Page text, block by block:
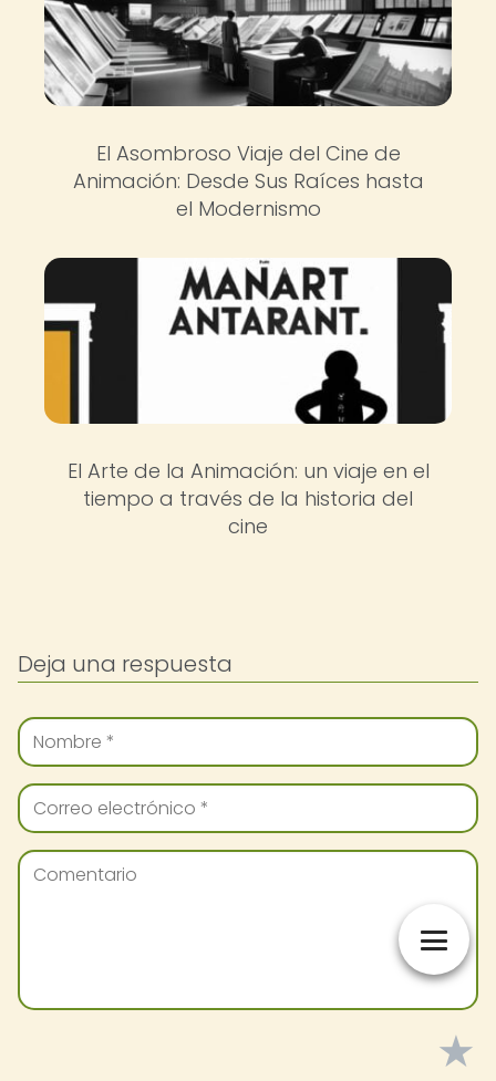
El Asombroso Viaje del Cine de
Animación: Desde Sus Raíces hasta
el Modernismo
El Arte de la Animación: un viaje en el
tiempo a través de la historia del
cine
Deja una respuesta
★